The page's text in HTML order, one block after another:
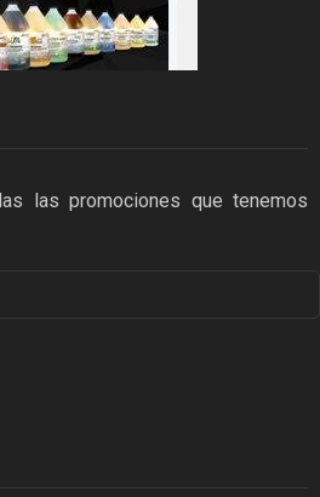
las promociones que tenemos